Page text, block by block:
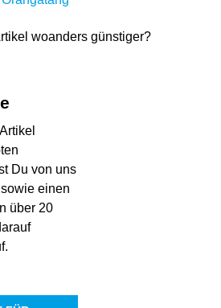
woanders günstiger?
Du von uns
einen
über 20